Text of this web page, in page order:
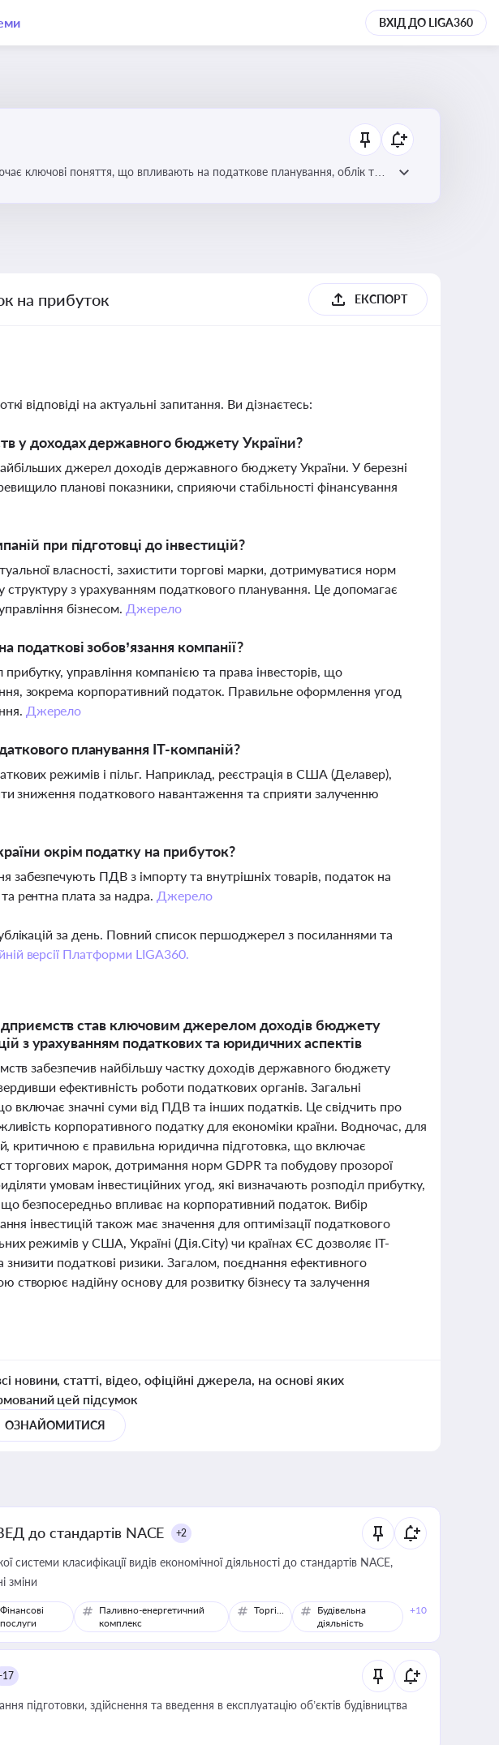
ВХІД ДО LIGA360
ключові поняття, що впливають на податкове планування, облік та
на прибуток ЕКСПОРТ
відповіді на актуальні запитання. Ви дізнаєтесь:
у доходах державного бюджету України?
джерел доходів державного бюджету України. У березні
планові показники, сприяючи стабільності фінансування
при підготовці до інвестицій?
власності, захистити торгові марки, дотримуватися норм
з урахуванням податкового планування. Це допомагає
бізнесом. Джерело
зобов’язання компанії?
управління компанією та права інвесторів, що
зокрема корпоративний податок. Правильне оформлення угод
Джерело
планування ІТ-компаній?
режимів і пільг. Наприклад, реєстрація в США (Делавер),
зниження податкового навантаження та сприяти залученню
окрім податку на прибуток?
забезпечують ПДВ з імпорту та внутрішніх товарів, податок на
рентна плата за надра. Джерело
за день. Повний список першоджерел з посиланнями та
версії Платформи LIGA360.
став ключовим джерелом доходів бюджету
з урахуванням податкових та юридичних аспектів
забезпечив найбільшу частку доходів державного бюджету
ефективність роботи податкових органів. Загальні
значні суми від ПДВ та інших податків. Це свідчить про
корпоративного податку для економіки країни. Водночас, для
критичною є правильна юридична підготовка, що включає
торгових марок, дотримання норм GDPR та побудову прозорої
умовам інвестиційних угод, які визначають розподіл прибутку,
безпосередньо впливає на корпоративний податок. Вибір
інвестицій також має значення для оптимізації податкового
режимів у США, Україні (Дія.City) чи країнах ЄС дозволяє ІТ-
податкові ризики. Загалом, поєднання ефективного
надійну основу для розвитку бізнесу та залучення
новини, статті, відео, офіційні джерела, на основі яких
цей підсумок
ОЗНАЙОМИТИСЯ
до стандартів NACE +2
системи класифікації видів економічної діяльності до стандартів NACE,
зміни
Фінансові
послуги
Паливно-енергетичний
комплекс
Торгівля
Будівельна
діяльність
+10
підготовки, здійснення та введення в експлуатацію об’єктів будівництва